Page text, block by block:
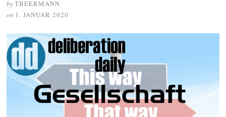
byTBEERMANN
on 1. JANUAR 2020